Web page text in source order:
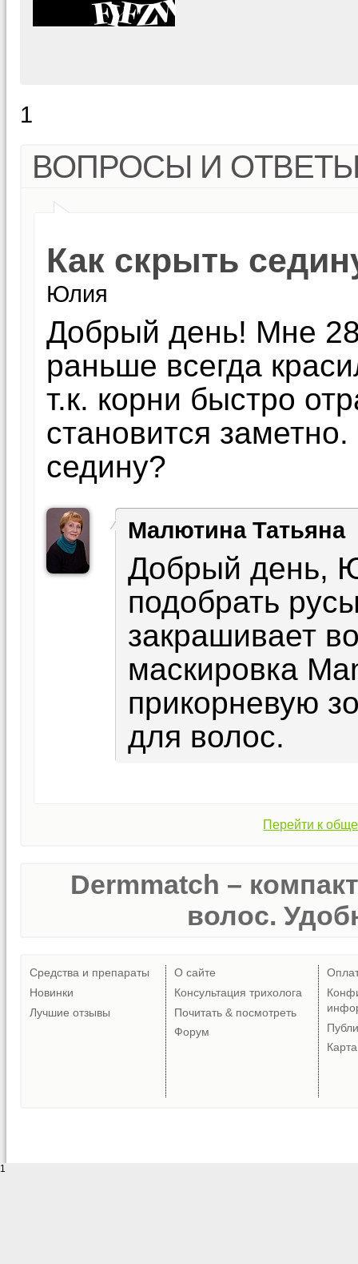
1
ВОПРОСЫ И
Как скрыть
Юлия
Добрый день! Мне
раньше всегда
т.к. корни быстро
становится
седину?
Малютина Татьяна
Добрый день,
подобрать
закрашивает
маскировка
прикорневую
для волос.
Перейти к
Dermmatch –
волос.
Средства и препараты
Новинки
Лучшие отзывы
О сайте
Консультация трихолога
Почитать & посмотреть
Форум
1